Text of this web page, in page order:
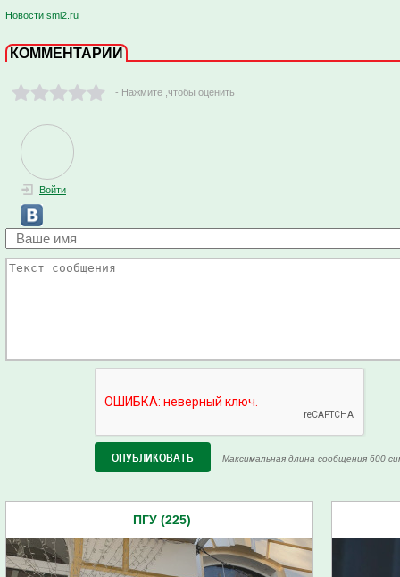
Новости smi2.ru
КОММЕНТАРИИ
- Нажмите ,чтобы оценить
Войти
Максимальная длина сообщения 600
ПГУ (225)